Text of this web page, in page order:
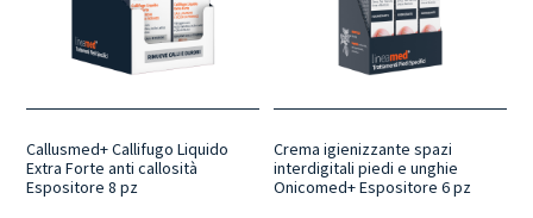
Callusmed+ Callifugo Liquido
Extra Forte anti callosità
Espositore 8 pz
Crema igienizzante spazi
interdigitali piedi e unghie
Onicomed+ Espositore 6 pz